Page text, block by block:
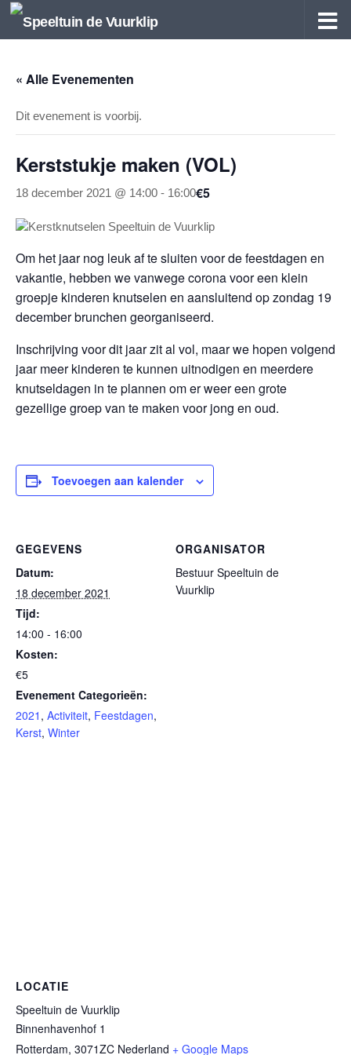
Doorgaan naar inhoud
« Alle Evenementen
Dit evenement is voorbij.
Kerststukje maken (VOL)
18 december 2021 @ 14:00 - 16:00€5
Om het jaar nog leuk af te sluiten voor de feestdagen en
vakantie, hebben we vanwege corona voor een klein
groepje kinderen knutselen en aansluitend op zondag 19
december brunchen georganiseerd.
Inschrijving voor dit jaar zit al vol, maar we hopen volgend
jaar meer kinderen te kunnen uitnodigen en meerdere
knutseldagen in te plannen om er weer een grote
gezellige groep van te maken voor jong en oud.
Toevoegen aan kalender
GEGEVENS
Datum:
18 december 2021
Tijd:
14:00 - 16:00
Kosten:
€5
Evenement Categorieën:
2021 , Activiteit, Feestdagen,
Kerst, Winter
ORGANISATOR
Bestuur Speeltuin de
Vuurklip
LOCATIE
Speeltuin de Vuurklip
Binnenhavenhof 1
Rotterdam, 3071ZC Nederland + Google Maps